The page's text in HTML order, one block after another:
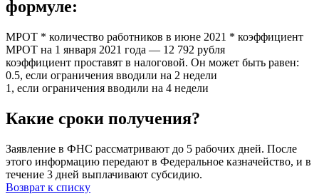
формуле:
МРОТ * количество работников в июне 2021 * коэффициент
МРОТ на 1 января 2021 года — 12 792 рубля
коэффициент проставят в налоговой. Он может быть равен:
0.5, если ограничения вводили на 2 недели
1, если ограничения вводили на 4 недели
Какие сроки получения?
Заявление в ФНС рассматривают до 5 рабочих дней. После
этого информацию передают в Федеральное казначейство, и в
течение 3 дней выплачивают субсидию.
Возврат к списку